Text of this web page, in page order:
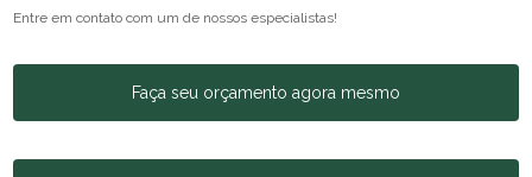
Entre em contato com um de nossos especialistas!
Faça seu orçamento agora mesmo